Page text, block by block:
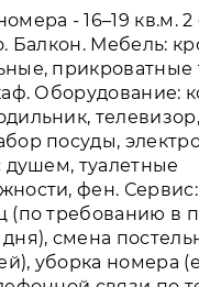
- 16–19 кв.м. 2
Балкон. Мебель:
прикроватные
Оборудование:
посуды,
душем, туалетные
фен.
(по требованию в
смена
уборка номера